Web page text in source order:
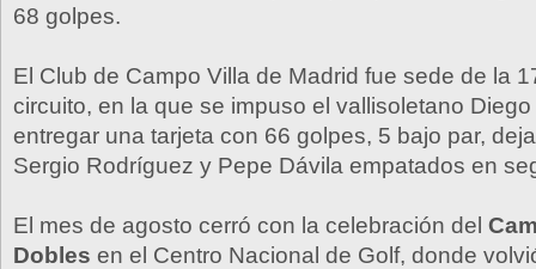
68 golpes.
El Club de Campo Villa de Madrid fue sede de la
circuito, en la que se impuso el vallisoletano
entregar una tarjeta con 66 golpes, 5 bajo par,
Sergio Rodríguez y Pepe Dávila empatados en
El mes de agosto cerró con la celebración del
Dobles en el Centro Nacional de Golf, donde